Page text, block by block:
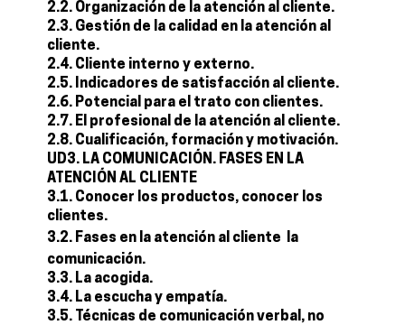
2.2. Organización de la atención al cliente.
2.3. Gestión de la calidad en la atención al
cliente.
2.4. Cliente interno y externo.
2.5. Indicadores de satisfacción al cliente.
2.6. Potencial para el trato con clientes.
2.7. El profesional de la atención al cliente.
2.8. Cualificación, formación y motivación.
UD3. LA COMUNICACIÓN. FASES EN LA
ATENCIÓN AL CLIENTE
3.1. Conocer los productos, conocer los
clientes.
3.2. Fases en la atención al cliente  la
comunicación.
3.3. La acogida.
3.4. La escucha y empatía.
3.5. Técnicas de comunicación verbal, no